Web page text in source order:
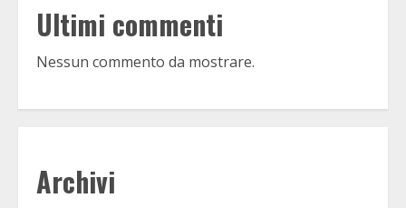
Ultimi commenti
Nessun commento da mostrare.
Archivi